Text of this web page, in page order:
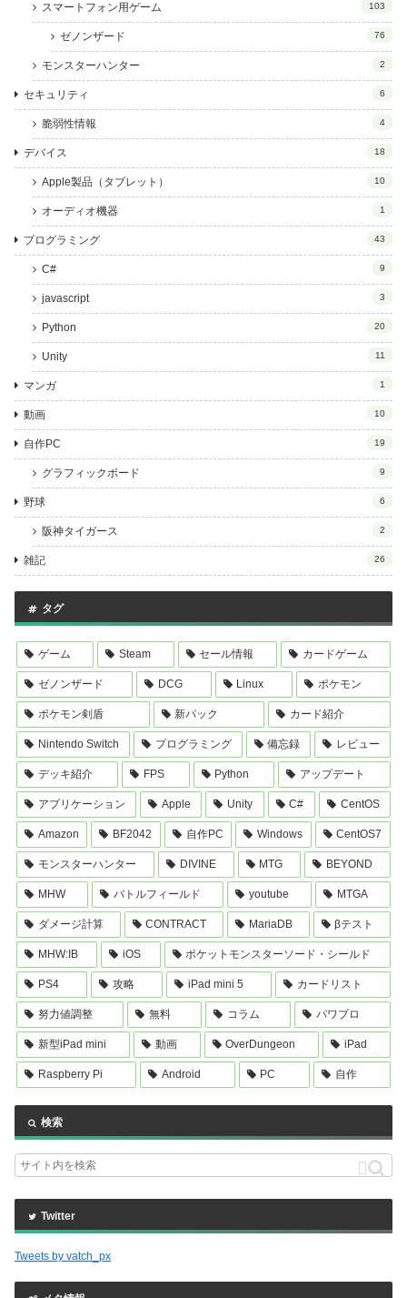
スマートフォン用ゲーム 103
ゼノンザード 76
モンスターハンター 2
セキュリティ 6
脆弱性情報 4
デバイス 18
Apple製品（タブレット） 10
オーディオ機器 1
プログラミング 43
C# 9
javascript 3
Python 20
Unity 11
マンガ 1
動画 10
自作PC 19
グラフィックボード 9
野球 6
阪神タイガース 2
雑記 26
タグ
ゲーム Steam セール情報 カードゲーム
ゼノンザード DCG Linux ポケモン
ポケモン剣盾 新パック カード紹介
Nintendo Switch プログラミング 備忘録 レビュー
デッキ紹介 FPS Python アップデート
アプリケーション Apple Unity C# CentOS
Amazon BF2042 自作PC Windows CentOS7
モンスターハンター DIVINE MTG BEYOND
MHW バトルフィールド youtube MTGA
ダメージ計算 CONTRACT MariaDB βテスト
MHW:IB iOS ポケットモンスターソード・シールド
PS4 攻略 iPad mini 5 カードリスト
努力値調整 無料 コラム パワプロ
新型iPad mini 動画 OverDungeon iPad
Raspberry Pi Android PC 自作
検索
Twitter
Tweets by vatch_px